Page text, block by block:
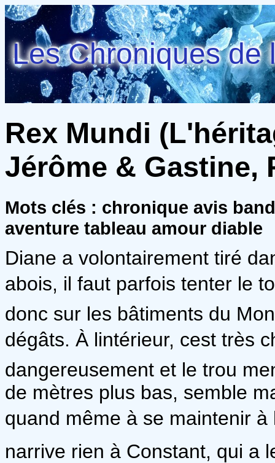
Les Chroniques de
Rex Mundi
Jérôme & Gastine,
Mots clés : chronique avis
aventure tableau amour diable
Diane a volontairement tiré
abois, il faut parfois tenter le
donc sur les bâtiments du
dégâts. À lintérieur, cest
dangereusement et le trou
de mètres plus bas, semble
quand même à se maintenir à
narrive rien à Constant, qui